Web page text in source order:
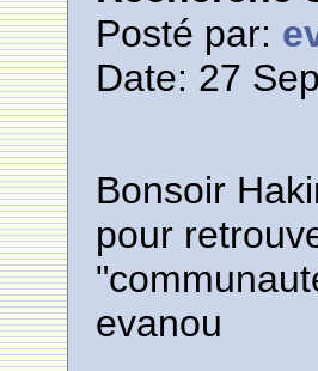
Posté par:
Date: 27
Bonsoir
pour
evanou